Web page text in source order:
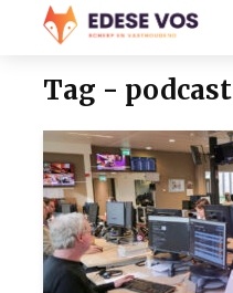
Tag - podcast